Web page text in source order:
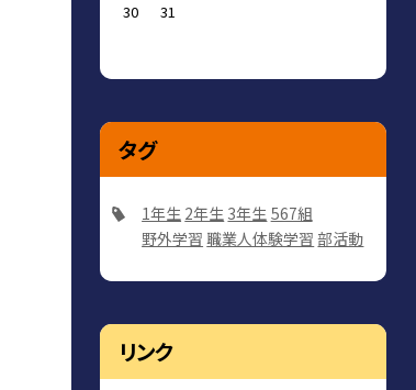
30
31
タグ
1年生 2年生 3年生 567組
野外学習 職業人体験学習 部活動
リンク